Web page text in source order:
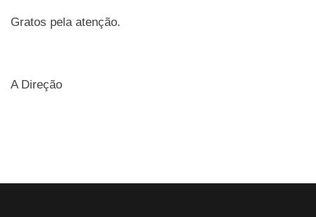
Gratos pela atenção.
A Direção